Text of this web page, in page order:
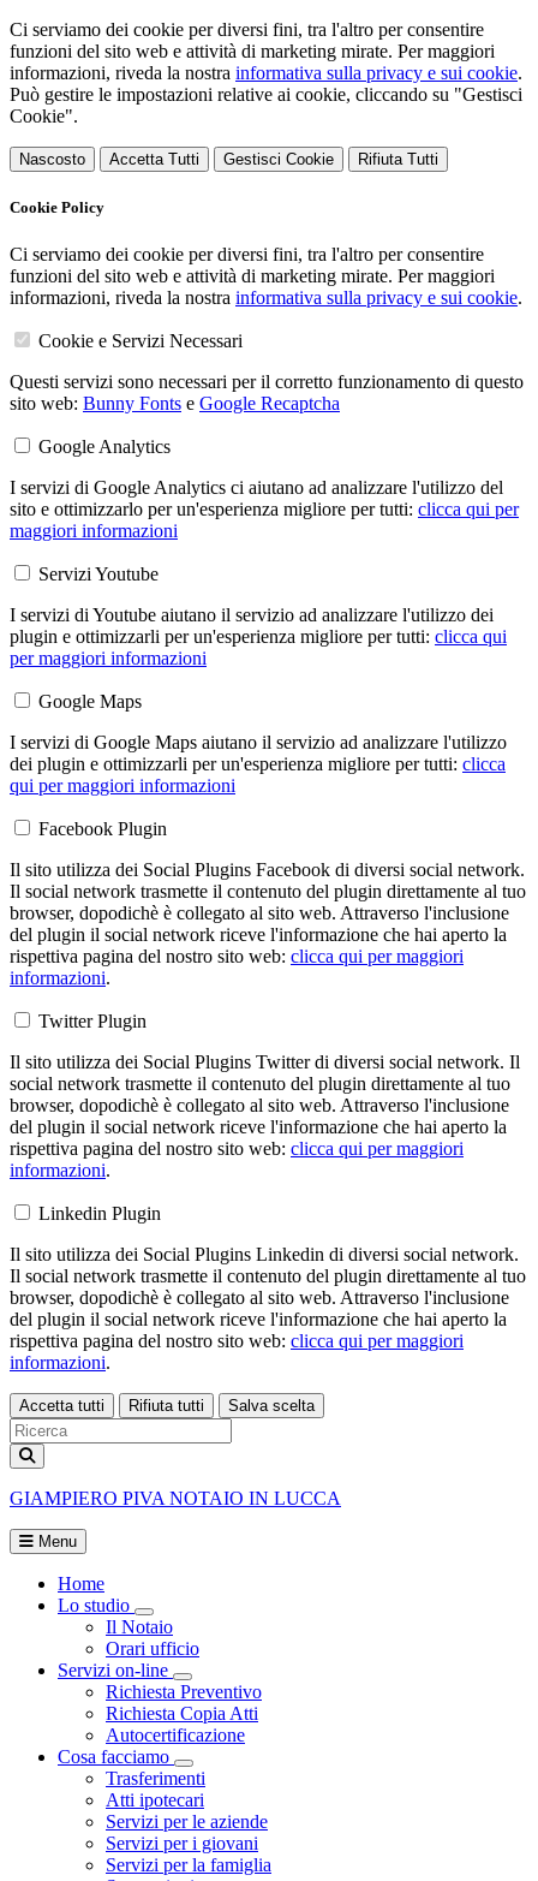
Ci serviamo dei cookie per diversi fini, tra l'altro per consentire
funzioni del sito web e attività di marketing mirate. Per maggiori
informazioni, riveda la nostra informativa sulla privacy e sui cookie.
Può gestire le impostazioni relative ai cookie, cliccando su "Gestisci
Cookie".
Nascosto Accetta Tutti Gestisci Cookie Rifiuta Tutti
Cookie Policy
Ci serviamo dei cookie per diversi fini, tra l'altro per consentire
funzioni del sito web e attività di marketing mirate. Per maggiori
informazioni, riveda la nostra informativa sulla privacy e sui cookie.
Cookie e Servizi Necessari
Questi servizi sono necessari per il corretto funzionamento di questo
sito web: Bunny Fonts e Google Recaptcha
Google Analytics
I servizi di Google Analytics ci aiutano ad analizzare l'utilizzo del
sito e ottimizzarlo per un'esperienza migliore per tutti: clicca qui per
maggiori informazioni
Servizi Youtube
I servizi di Youtube aiutano il servizio ad analizzare l'utilizzo dei
plugin e ottimizzarli per un'esperienza migliore per tutti: clicca qui
per maggiori informazioni
Google Maps
I servizi di Google Maps aiutano il servizio ad analizzare l'utilizzo
dei plugin e ottimizzarli per un'esperienza migliore per tutti: clicca
qui per maggiori informazioni
Facebook Plugin
Il sito utilizza dei Social Plugins Facebook di diversi social network.
Il social network trasmette il contenuto del plugin direttamente al tuo
browser, dopodichè è collegato al sito web. Attraverso l'inclusione
del plugin il social network riceve l'informazione che hai aperto la
rispettiva pagina del nostro sito web: clicca qui per maggiori
informazioni.
Twitter Plugin
Il sito utilizza dei Social Plugins Twitter di diversi social network. Il
social network trasmette il contenuto del plugin direttamente al tuo
browser, dopodichè è collegato al sito web. Attraverso l'inclusione
del plugin il social network riceve l'informazione che hai aperto la
rispettiva pagina del nostro sito web: clicca qui per maggiori
informazioni.
Linkedin Plugin
Il sito utilizza dei Social Plugins Linkedin di diversi social network.
Il social network trasmette il contenuto del plugin direttamente al tuo
browser, dopodichè è collegato al sito web. Attraverso l'inclusione
del plugin il social network riceve l'informazione che hai aperto la
rispettiva pagina del nostro sito web: clicca qui per maggiori
informazioni.
Accetta tutti Rifiuta tutti Salva scelta
Loading...
GIAMPIERO PIVA NOTAIO IN LUCCA
Menu
Home
Lo studio
Visualizza menù di secondo livello
Il Notaio
Orari ufficio
Servizi on-line
Visualizza menù di secondo livello
Richiesta Preventivo
Richiesta Copia Atti
Autocertificazione
Cosa facciamo
Visualizza menù di secondo livello
Trasferimenti
Atti ipotecari
Servizi per le aziende
Servizi per i giovani
Servizi per la famiglia